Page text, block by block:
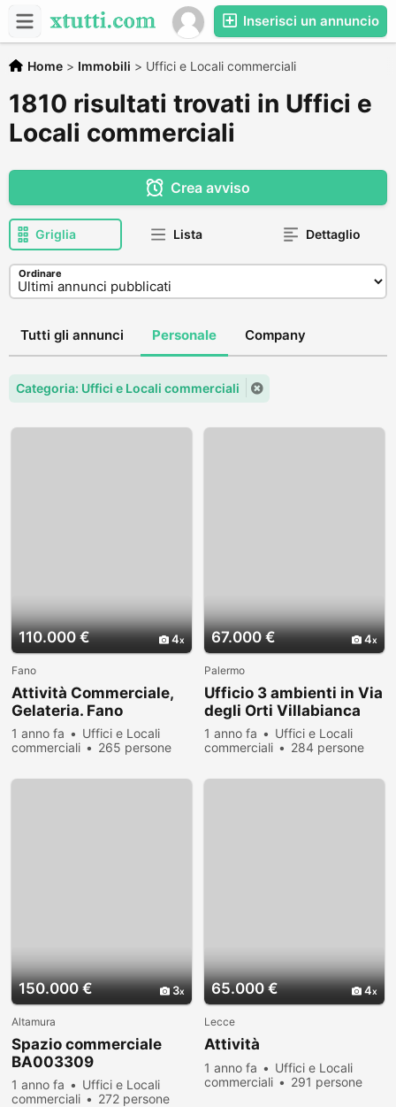
Inserisci un annuncio
Home > Immobili > Uffici e Locali commerciali
1810 risultati trovati in Uffici e
Locali commerciali
Crea avviso
Griglia Lista Dettaglio
Ordinare
Tutti gli annunci Personale Company
Categoria: Uffici e Locali commerciali
110.000 € 4
Fano
Attività Commerciale,
Gelateria. Fano
1 anno fa
Uffici e Locali
commerciali
265 persone
67.000 € 4
Palermo
Ufficio 3 ambienti in Via
degli Orti Villabianca
1 anno fa
Uffici e Locali
commerciali
284 persone
150.000 € 3
Altamura
Spazio commerciale
BA003309
1 anno fa
Uffici e Locali
commerciali
272 persone
65.000 € 4
Lecce
Attività
1 anno fa
Uffici e Locali
commerciali
291 persone